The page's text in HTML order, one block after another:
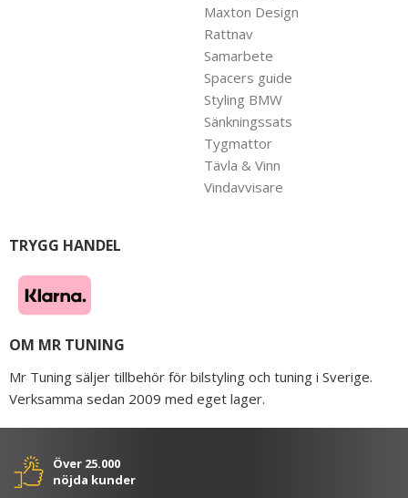
Maxton Design
Rattnav
Samarbete
Spacers guide
Styling BMW
Sänkningssats
Tygmattor
Tävla & Vinn
Vindavvisare
TRYGG HANDEL
OM MR TUNING
Mr Tuning säljer tillbehör för bilstyling och tuning i Sverige.
Verksamma sedan 2009 med eget lager.
Över 25.000
nöjda kunder